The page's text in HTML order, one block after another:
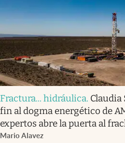
Fractura... hidráulica. Claudia
fin al dogma energético de
expertos abre la puerta al
Mario Alavez